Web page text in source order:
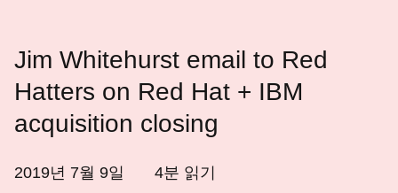
Jim Whitehurst email to Red
Hatters on Red Hat + IBM
acquisition closing
2019년 7월 9일 4분 읽기